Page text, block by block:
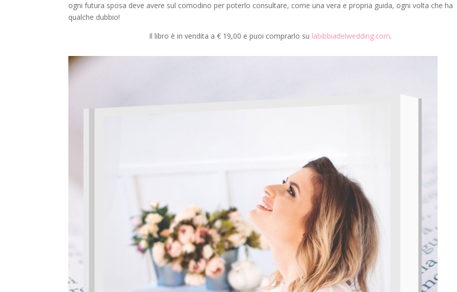
ogni futura sposa deve avere sul comodino per poterlo consultare, come una vera e propria guida, ogni volta che ha
qualche dubbio!
Il libro è in vendita a € 19,00 e puoi comprarlo su labibbiadelwedding.com.